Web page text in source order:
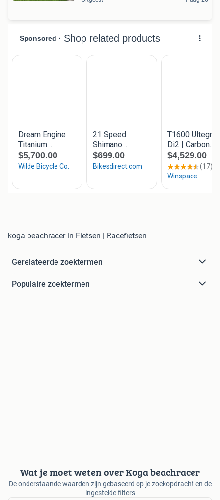
koga beachracer in Fietsen | Racefietsen
Gerelateerde zoektermen
Populaire zoektermen
Wat je moet weten over Koga beachracer
De onderstaande waarden zijn gebaseerd op je zoekopdracht en de
ingestelde filters